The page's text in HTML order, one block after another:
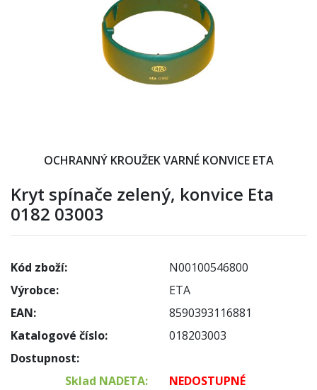
OCHRANNÝ KROUŽEK VARNÉ KONVICE ETA
Kryt spínače zelený, konvice Eta
0182 03003
Kód zboží:
N00100546800
Výrobce:
ETA
EAN:
8590393116881
Katalogové číslo:
018203003
Dostupnost:
Sklad NADETA:
NEDOSTUPNÉ